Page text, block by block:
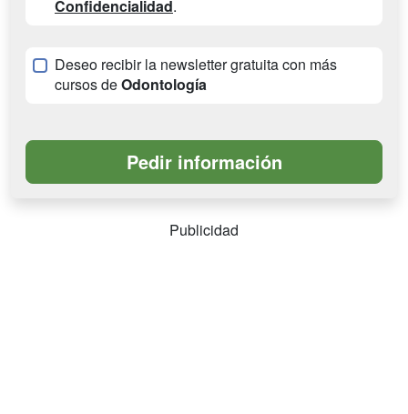
Confidencialidad.
Deseo recibir la newsletter gratuita con más
cursos deOdontología
Publicidad